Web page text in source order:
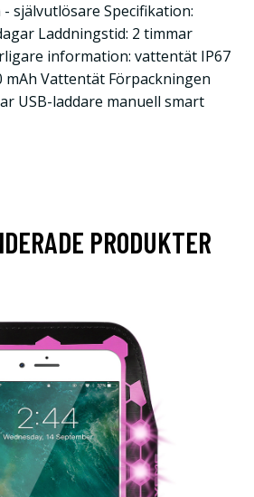
självutlösare Specifikation:
Laddningstid: 2 timmar
information: vattentät IP67
mAh Vattentät Förpackningen
USB-laddare manuell smart
PRODUKTER